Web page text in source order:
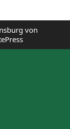
von